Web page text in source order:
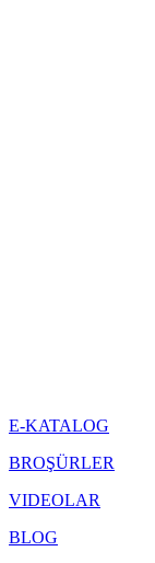
E-KATALOG
BROŞÜRLER
VIDEOLAR
BLOG